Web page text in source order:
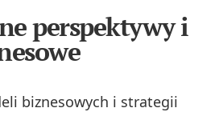
perspektywy i
biznesowych i strategii